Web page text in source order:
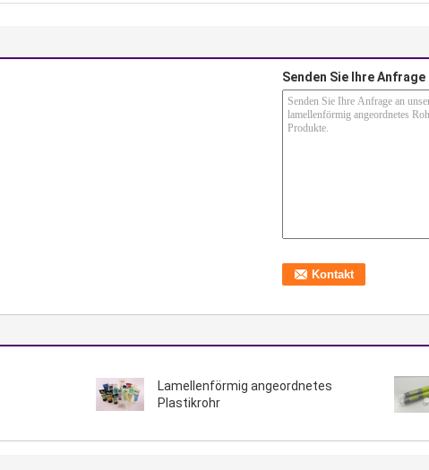
Senden Sie Ihre
Lamellenförmig angeordnetes
Plastikrohr